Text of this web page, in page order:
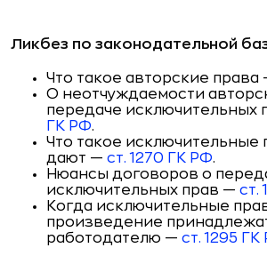
Ликбез по законодательной
Что такое авторские права
О неотчуждаемости
передаче исключительных
ГК РФ.
Что такое исключительные
дают — ст. 1270 ГК РФ.
Нюансы договоров о
исключительных прав — ст.
Когда исключительные
произведение
работодателю — ст. 1295 ГК